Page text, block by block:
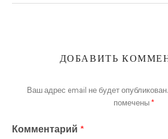
ДОБАВИТЬ
Ваш адрес email не будет опубликован.
помечены *
Комментарий *